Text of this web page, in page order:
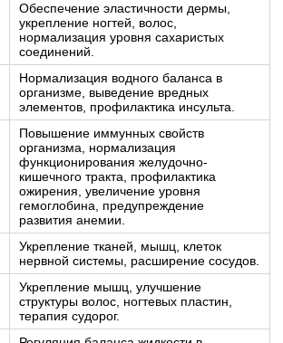
Обеспечение эластичности дермы,
укрепление ногтей, волос,
нормализация уровня сахаристых
соединений.
Нормализация водного баланса в
организме, выведение вредных
элементов, профилактика инсульта.
Повышение иммунных свойств
организма, нормализация
функционирования желудочно-
кишечного тракта, профилактика
ожирения, увеличение уровня
гемоглобина, предупреждение
развития анемии.
Укрепление тканей, мышц, клеток
нервной системы, расширение сосудов.
Укрепление мышц, улучшение
структуры волос, ногтевых пластин,
терапия судорог.